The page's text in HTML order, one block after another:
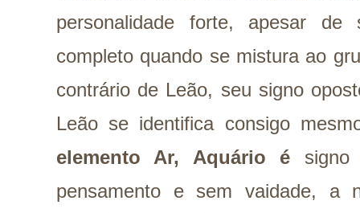
personalidade forte, apesar
completo quando se mistura ao
contrário de Leão, seu signo
Leão se identifica consigo
elemento Ar, Aquário é signo
pensamento e sem vaidade, a